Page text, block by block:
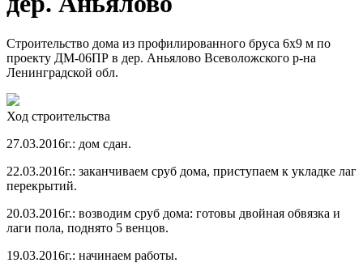
Строительство дома из профилированного бруса 6х9 м по
проекту ДМ-06ПР в дер. Аньялово Всеволожского р-на
Ленинградской обл.
Ход строительства
27.03.2016г.: дом сдан.
22.03.2016г.: заканчиваем сруб дома, приступаем к укладке лаг
перекрытий.
20.03.2016г.: возводим сруб дома: готовы двойная обвязка и
лаги пола, поднято 5 венцов.
19.03.2016г.: начинаем работы.